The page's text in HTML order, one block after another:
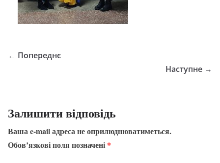
← Попереднє
Наступне →
Залишити відповідь
Ваша e-mail адреса не оприлюднюватиметься.
Обов’язкові поля позначені *